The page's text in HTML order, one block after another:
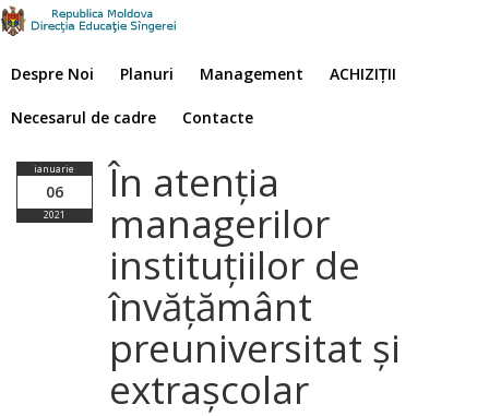
Despre Noi Planuri Management ACHIZIȚII
Necesarul de cadre Contacte
ianuarie
06
2021
În atenția
managerilor
instituțiilor de
învățământ
preuniversitat și
extrașcolar